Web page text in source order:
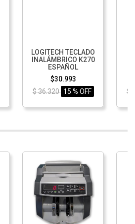
LOGITECH TECLADO
INALÁMBRICO K270
ESPAÑOL
$30.993
$ 36.320 15 % OFF $